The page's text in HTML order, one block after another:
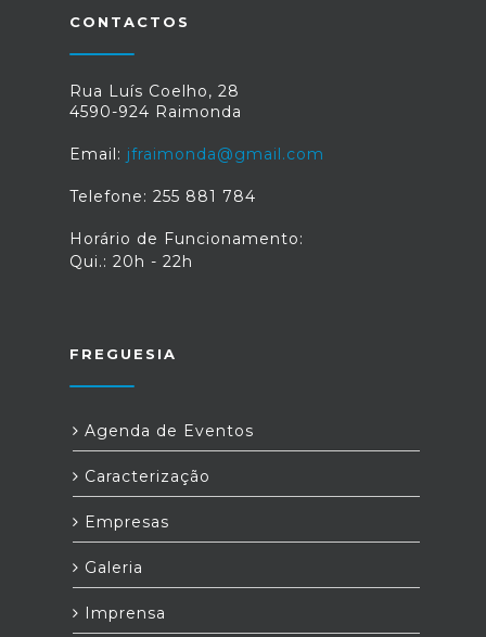
CONTACTOS
Rua Luís Coelho, 28
4590-924 Raimonda
Email: jfraimonda@gmail.com
Telefone: 255 881 784
Horário de Funcionamento:
Qui.: 20h - 22h
FREGUESIA
Agenda de Eventos
Caracterização
Empresas
Galeria
Imprensa